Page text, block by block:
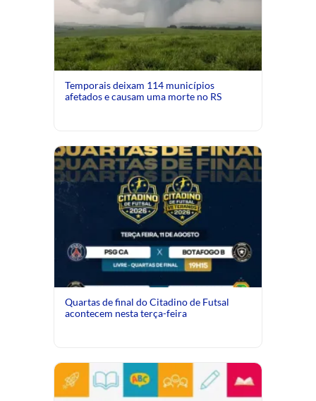
Temporais deixam 114 municípios
afetados e causam uma morte no RS
Quartas de final do Citadino de Futsal
acontecem nesta terça-feira